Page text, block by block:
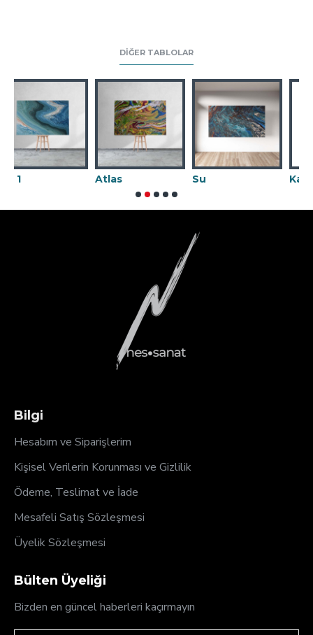
DIĞER TABLOLAR
Bilgi
Hesabım ve Siparişlerim
Kişisel Verilerin Korunması ve Gizlilik
Ödeme, Teslimat ve İade
Mesafeli Satış Sözleşmesi
Üyelik Sözleşmesi
Bülten Üyeliği
Bizden en güncel haberleri kaçırmayın